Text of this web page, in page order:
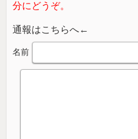
分にどうぞ。
通報はこちらへ←
名前